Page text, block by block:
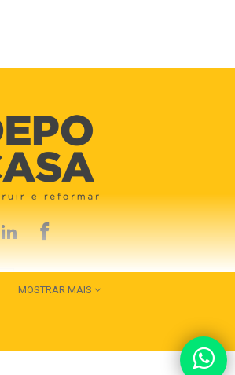
MOSTRAR MAIS